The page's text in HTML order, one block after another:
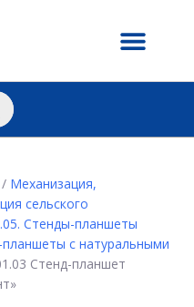
/ Механизация,
сельского
Стенды-планшеты
с натуральными
Стенд-планшет